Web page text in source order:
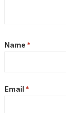
Name *
Email *